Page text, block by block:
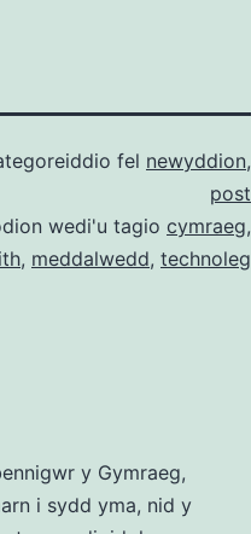
fel newyddion,
post
wedi'u tagio cymraeg,
, meddalwedd, technoleg
y Gymraeg,
i sydd yma, nid y